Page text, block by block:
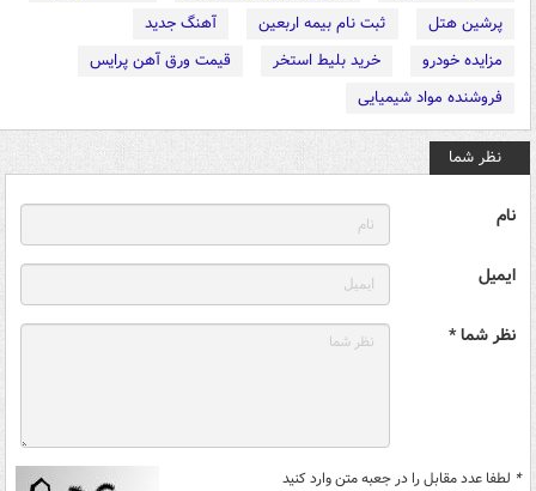
پرشین هتل
ثبت نام بیمه اربعین
آهنگ جدید
مزایده خودرو
خرید بلیط استخر
قیمت ورق آهن پرایس
فروشنده مواد شیمیایی
نظر شما
نام
ایمیل
نظر شما *
* لطفا عدد مقابل را در جعبه متن وارد کنید